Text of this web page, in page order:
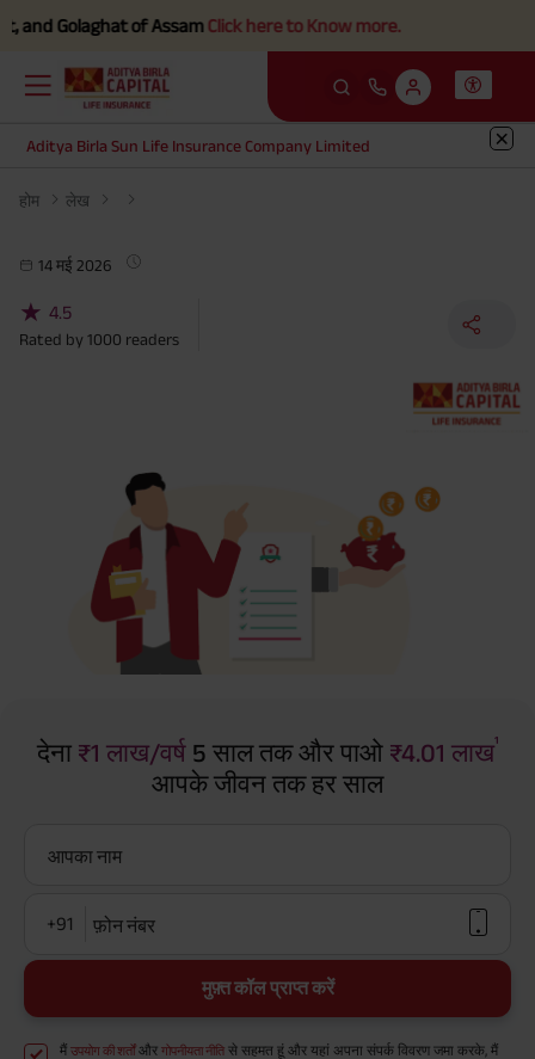
Golaghat of AssamClick here to Know more.
Aditya Birla Sun Life Insurance Company Limited
होम लेख
14 मई 2026
★ 4.5
Rated by 1000 readers
देना₹1 लाख/वर्ष 5 साल तक और पाओ₹4.01 लाख¹
आपके जीवन तक हर साल
आपका नाम
+91 फ़ोन नंबर
मुफ़्त कॉल प्राप्त करें
मैं उपयोग की शर्तोंऔर गोपनीयता नीति से सहमत हूं और यहां अपना संपर्क विवरण जमा करके, मैं